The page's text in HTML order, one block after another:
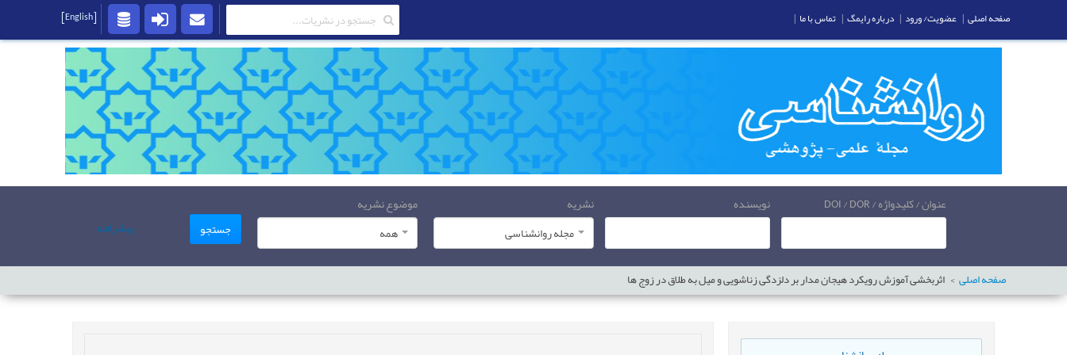
عنوان / کلیدواژه / DOI / DOR نویسنده
نشریه
مجله روانشناسی
موضوع نشریه
همه
جستجو پیشرفته
صفحه اصلی اثربخشی آموزش رویکرد هیجان مدار بر دلزدگی زناشویی و میل به طلاق در زوج ها
صفحه اصلی | عضویت/ ورود | درباره رایمگ | تماس با ما |
[English]